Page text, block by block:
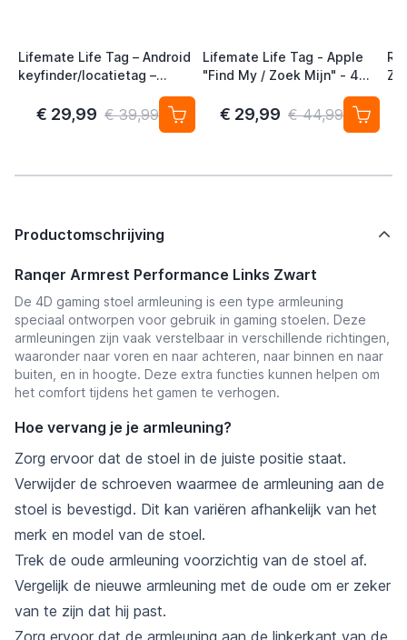
Lifemate Life Tag – Android
keyfinder/locatietag –
Android/Google Find My
Device – 4-pack
€ 29,99 € 39,99
Lifemate Life Tag - Apple
"Find My / Zoek Mijn" - 4
Pack - AirTag Alternatief
€ 29,99 € 44,99
Productomschrijving
Ranqer Armrest Performance Links Zwart
De 4D gaming stoel armleuning is een type armleuning
speciaal ontworpen voor gebruik in gaming stoelen. Deze
armleuningen zijn vaak verstelbaar in verschillende richtingen,
waaronder naar voren en naar achteren, naar binnen en naar
buiten, en in hoogte. Deze extra functies kunnen helpen om
het comfort tijdens het gamen te verhogen.
Hoe vervang je je armleuning?
Zorg ervoor dat de stoel in de juiste positie staat.
Verwijder de schroeven waarmee de armleuning aan de
stoel is bevestigd. Dit kan variëren afhankelijk van het
merk en model van de stoel.
Trek de oude armleuning voorzichtig van de stoel af.
Vergelijk de nieuwe armleuning met de oude om er zeker
van te zijn dat hij past.
Zorg ervoor dat de armleuning aan de linkerkant van de